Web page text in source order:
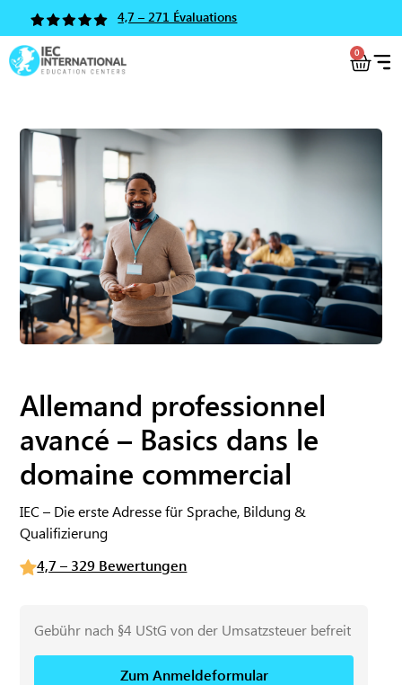
4,7 – 271 Évaluations
0
Allemand professionnel
avancé – Basics dans le
domaine commercial
IEC – Die erste Adresse für Sprache, Bildung &
Qualifizierung
4,7 – 329 Bewertungen
Gebühr nach §4 UStG von der Umsatzsteuer befreit
Zum Anmeldeformular